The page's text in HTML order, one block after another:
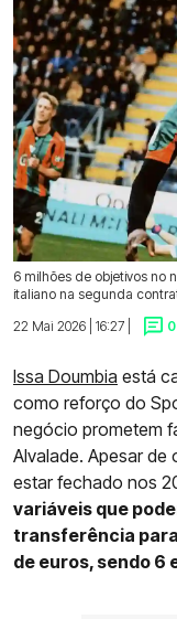
6 milhões de objetivos no
italiano na segunda
22 Mai 2026 | 16:27 |
0
Issa Doumbia está
como reforço do
negócio prometem
Alvalade. Apesar
estar fechado nos
variáveis que
transferência
de euros, sendo 6